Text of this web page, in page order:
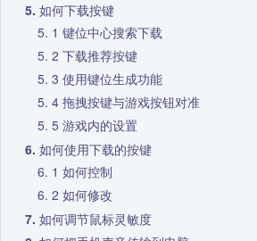
如何下载按键
键位中心搜索下载
下载推荐按键
使用键位生成功能
拖拽按键与游戏按钮对准
游戏内的设置
如何使用下载的按键
如何控制
如何修改
如何调节鼠标灵敏度